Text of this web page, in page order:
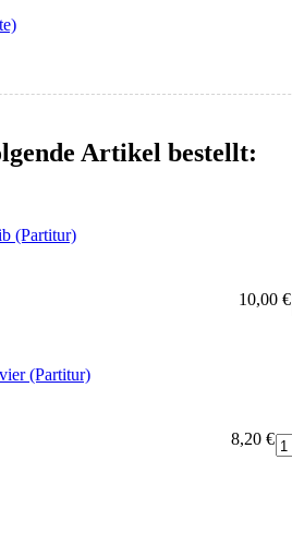
Artikel bestellt:
(Partitur)
10,00 €
(Partitur)
8,20 €